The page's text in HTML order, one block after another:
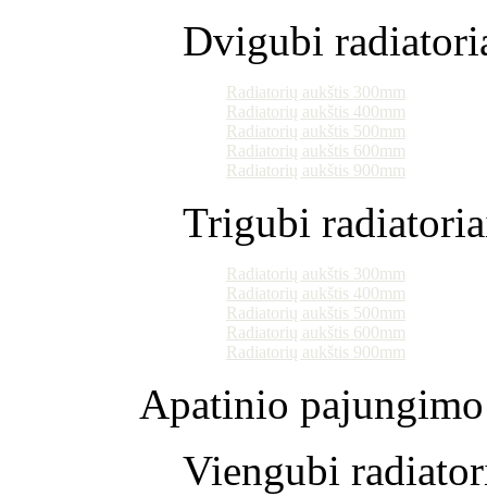
Dvigubi
Radiatorių aukštis 300mm
Radiatorių aukštis 400mm
Radiatorių aukštis 500mm
Radiatorių aukštis 600mm
Radiatorių aukštis 900mm
Trigubi
Radiatorių aukštis 300mm
Radiatorių aukštis 400mm
Radiatorių aukštis 500mm
Radiatorių aukštis 600mm
Radiatorių aukštis 900mm
Apatinio
Viengubi